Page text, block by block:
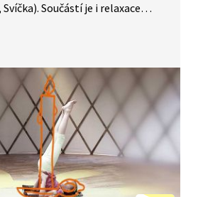
Součástí je i relaxace